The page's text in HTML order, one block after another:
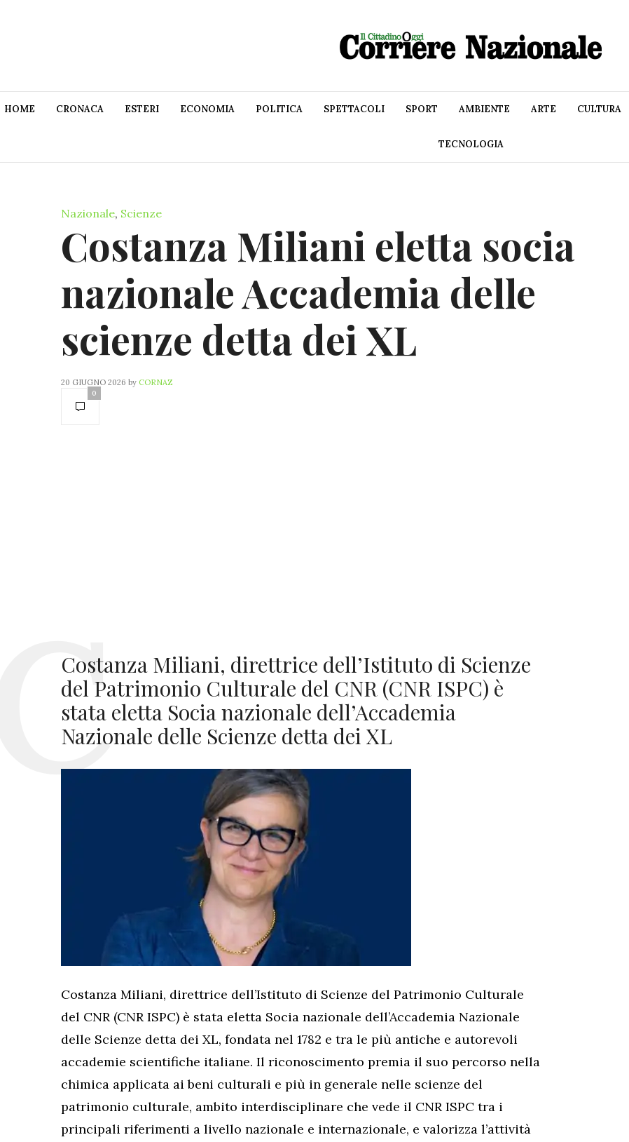
HOME CRONACA ESTERI ECONOMIA POLITICA SPETTACOLI SPORT AMBIENTE ARTE CULTURA
TECNOLOGIA
Nazionale, Scienze
Costanza Miliani eletta socia
nazionale Accademia delle
scienze detta dei XL
20 GIUGNO 2026 by CORNAZ
0
Costanza Miliani, direttrice dell’Istituto di Scienze
del Patrimonio Culturale del CNR (CNR ISPC) è
stata eletta Socia nazionale dell’Accademia
Nazionale delle Scienze detta dei XL
Costanza Miliani, direttrice dell’Istituto di Scienze del Patrimonio Culturale
del CNR (CNR ISPC) è stata eletta Socia nazionale dell’Accademia Nazionale
delle Scienze detta dei XL, fondata nel 1782 e tra le più antiche e autorevoli
accademie scientifiche italiane. Il riconoscimento premia il suo percorso nella
chimica applicata ai beni culturali e più in generale nelle scienze del
patrimonio culturale, ambito interdisciplinare che vede il CNR ISPC tra i
principali riferimenti a livello nazionale e internazionale, e valorizza l’attività